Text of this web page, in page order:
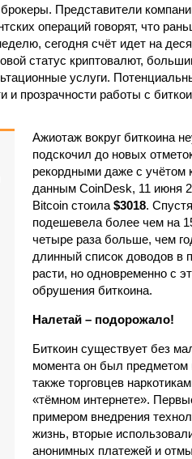
Представители
операций говорят, что
сегодня счёт идет на
статус криптовалют,
услуги.
и прозрачности работы с
Ажиотаж вокруг биткоина
подскочил до новых
рекордными даже с учётом
данным CoinDesk, 11 июня
Bitcoin стоила $3018.
подешевела более чем на
четыре раза больше, чем
длинный список доводов в
расти, но одновременно с
обрушения биткоина.
Налетай – подорожало!
Биткоин существует без
момента он был предметом
также торговцев
«тёмном интернете».
примером внедрения
жизнь, вторые
анонимных платежей и